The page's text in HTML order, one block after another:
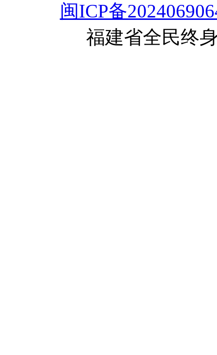
闽ICP备
福建省全民终